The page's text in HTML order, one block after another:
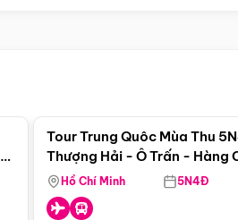
Tour Trung Quôc Mùa Thu
Thượng Hải - Ô Trấn - Hàng
(Tour Không Shopping)
Hồ Chí Minh 5N4Đ